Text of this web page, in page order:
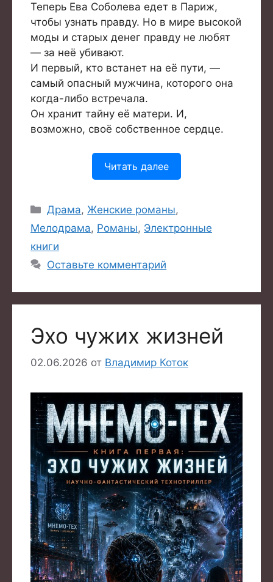
Теперь Ева Соболева едет в Париж,
чтобы узнать правду. Но в мире высокой
моды и старых денег правду не любят
— за неё убивают.
И первый, кто встанет на её пути, —
самый опасный мужчина, которого она
когда-либо встречала.
Он хранит тайну её матери. И,
возможно, своё собственное сердце.
Читать далее
Рубрики
Драма, Женские романы,
Мелодрама, Романы, Электронные
книги
Оставьте комментарий
Эхо чужих жизней
02.06.2026 от Владимир Коток